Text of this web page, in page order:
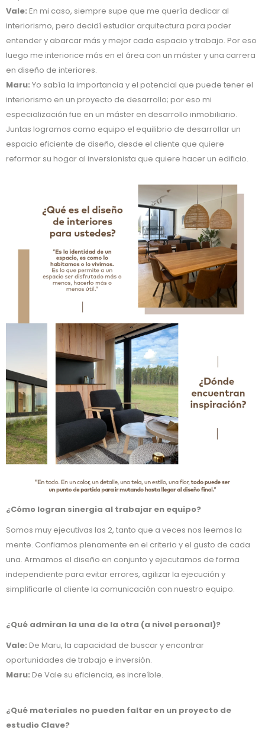
Vale: En mi caso, siempre supe que me quería dedicar al
interiorismo, pero decidí estudiar arquitectura para poder
entender y abarcar más y mejor cada espacio y trabajo. Por eso
luego me interiorice más en el área con un máster y una carrera
en diseño de interiores.
Maru: Yo sabía la importancia y el potencial que puede tener el
interiorismo en un proyecto de desarrollo; por eso mi
especialización fue en un máster en desarrollo inmobiliario.
Juntas logramos como equipo el equilibrio de desarrollar un
espacio eficiente de diseño, desde el cliente que quiere
reformar su hogar al inversionista que quiere hacer un edificio.
¿Cómo logran sinergia al trabajar en equipo?
Somos muy ejecutivas las 2, tanto que a veces nos leemos la
mente. Confiamos plenamente en el criterio y el gusto de cada
una. Armamos el diseño en conjunto y ejecutamos de forma
independiente para evitar errores, agilizar la ejecución y
simplificarle al cliente la comunicación con nuestro equipo.
¿Qué admiran la una de la otra (a nivel personal)?
Vale: De Maru, la capacidad de buscar y encontrar
oportunidades de trabajo e inversión.
Maru: De Vale su eficiencia, es increíble.
¿Qué materiales no pueden faltar en un proyecto de
estudio Clave?